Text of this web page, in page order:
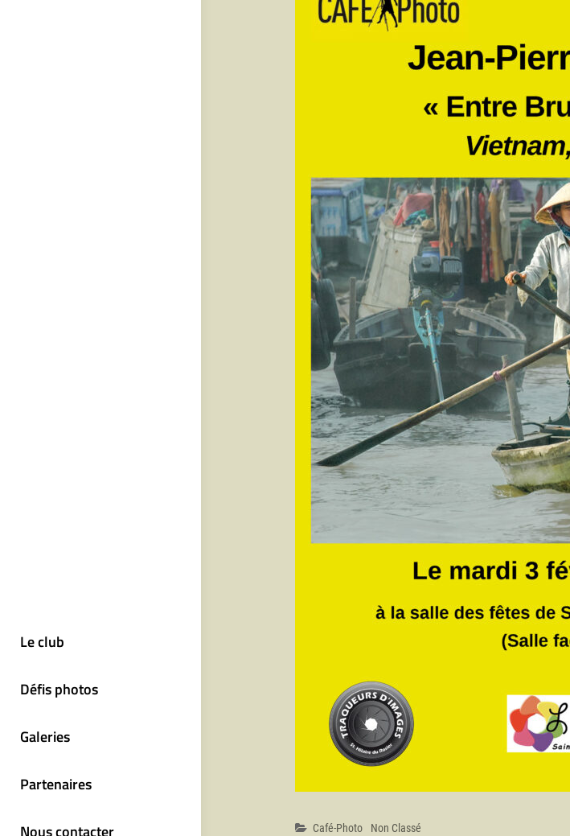
Le club
Défis photos
Galeries
Partenaires
Nous contacter Catégories
Café-Photo Non Classé